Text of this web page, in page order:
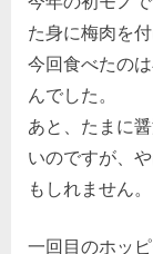
た身に梅肉を
今回食べたの
んでした。
あと、たまに
いのですが、
もしれません。
一回目のホッ